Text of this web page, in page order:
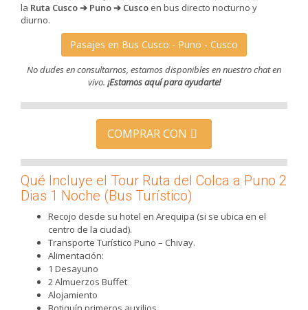
la Ruta Cusco ➔ Puno ➔ Cusco en bus directo nocturno y
diurno.
Pasajes en Bus Cusco - Puno - Cusco
No dudes en consultarnos, estamos disponibles en nuestro chat en
vivo. ¡Estamos aquí para ayudarte!
COMPRAR CON
Qué Incluye el Tour Ruta del Colca a Puno 2
Dias 1 Noche (Bus Turístico)
Recojo desde su hotel en Arequipa (si se ubica en el
centro de la ciudad).
Transporte Turístico Puno – Chivay.
Alimentación:
1 Desayuno
2 Almuerzos Buffet
Alojamiento